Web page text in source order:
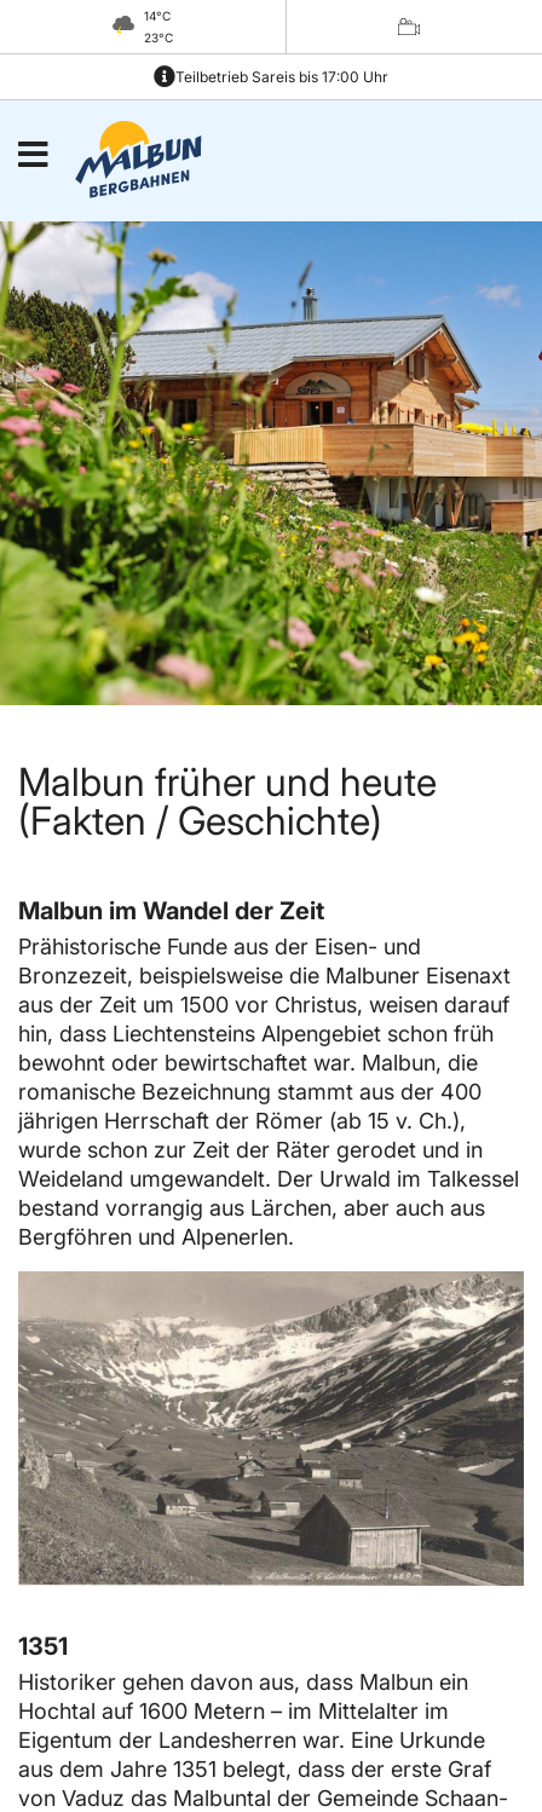
14°C
23°C
Teilbetrieb Sareis bis 17:00 Uhr
Malbun früher und heute
(Fakten / Geschichte)
Malbun im Wandel der Zeit
Prähistorische Funde aus der Eisen- und
Bronzezeit, beispielsweise die Malbuner Eisenaxt
aus der Zeit um 1500 vor Christus, weisen darauf
hin, dass Liechtensteins Alpengebiet schon früh
bewohnt oder bewirtschaftet war. Malbun, die
romanische Bezeichnung stammt aus der 400
jährigen Herrschaft der Römer (ab 15 v. Ch.),
wurde schon zur Zeit der Räter gerodet und in
Weideland umgewandelt. Der Urwald im Talkessel
bestand vorrangig aus Lärchen, aber auch aus
Bergföhren und Alpenerlen.
1351
Historiker gehen davon aus, dass Malbun ein
Hochtal auf 1600 Metern – im Mittelalter im
Eigentum der Landesherren war. Eine Urkunde
aus dem Jahre 1351 belegt, dass der erste Graf
von Vaduz das Malbuntal der Gemeinde Schaan-